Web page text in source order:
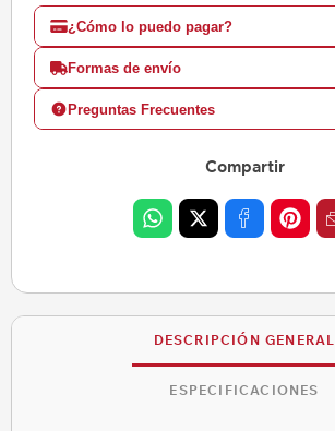
¿Cómo lo puedo pagar?
Formas de envío
Preguntas Frecuentes
Compartir
DESCRIPCIÓN GENERAL
ESPECIFICACIONES